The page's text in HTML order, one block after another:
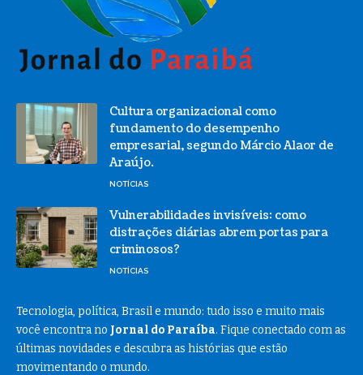
Cultura organizacional como
fundamento do desempenho
empresarial, segundo Márcio Alaor de
Araújo.
NOTÍCIAS
Vulnerabilidades invisíveis: como
distrações diárias abrem portas para
criminosos?
NOTÍCIAS
Tecnologia, política, Brasil e mundo: tudo isso e muito mais
você encontra no Jornal do Paraíba. Fique conectado com as
últimas novidades e descubra as histórias que estão
movimentando o mundo.